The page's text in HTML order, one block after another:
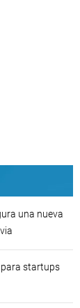
una nueva
para startups